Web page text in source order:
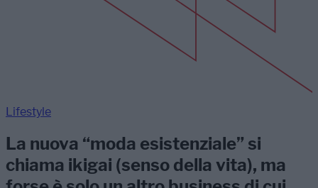
Lifestyle
La nuova “moda esistenziale” si
chiama ikigai (senso della vita), ma